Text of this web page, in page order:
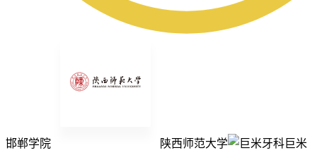
邯郸学院 陕西师范大学 巨米